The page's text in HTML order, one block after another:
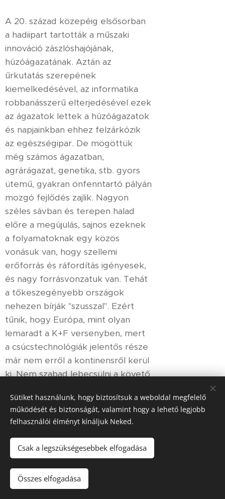
A 20. század közepéig elsősorban
a hadiipart tartották a műszaki
innováció zászlóshajójának,
húzóágazatának. Aztán az
űrkutatás szerepének
kiemelkedésével, az informatika
robbanásszerű elterjedésével ezek
az ágazatok lettek a húzóágazatok
és napjainkban ehhez felzárkózik
az egészségipar. De mögöttük
még számos ágazatban,
agrárágazat, genetika, stb. gyors
ütemű, gyakran önfenntartó pályán
mozgó fejlődés zajlik. Nagyon
széles sávban és terepen halad
előre a megújulás, sajnos ezeknek
a folyamatoknak egy közös
vonásuk van, hogy szellemi
erőforrás és ráfordítás igényesek,
és nagy forrásvonzatuk van. Tehát
a tőkeszegényebb országok
nehezen bírják "szusszal". Ezért
tűnik, hogy Európa, mint olyan
lemaradt a K+F versenyben, mert
a csúcstechnológiák jelentős része
már nem erről a kontinensről kerül
ki. Nem szabad lebecsülni a követő
Ehhez is kell ötletesség, sőt néha
ehhez kell igazán. Hogy az
űrrakéták hőpajzsához kifejlesztett
kerámia anyag háztartási tepsire is
nagyon jó, ehhez is kell ötlet,
találékonyság.
Sütiket használunk, hogy biztosítsuk a weboldal megfelelő
működését és biztonságát, valamint hogy a lehető legjobb
felhasználói élményt kínáljuk Neked.
Csak a legszükségesebbek elfogadása
Összes elfogadása